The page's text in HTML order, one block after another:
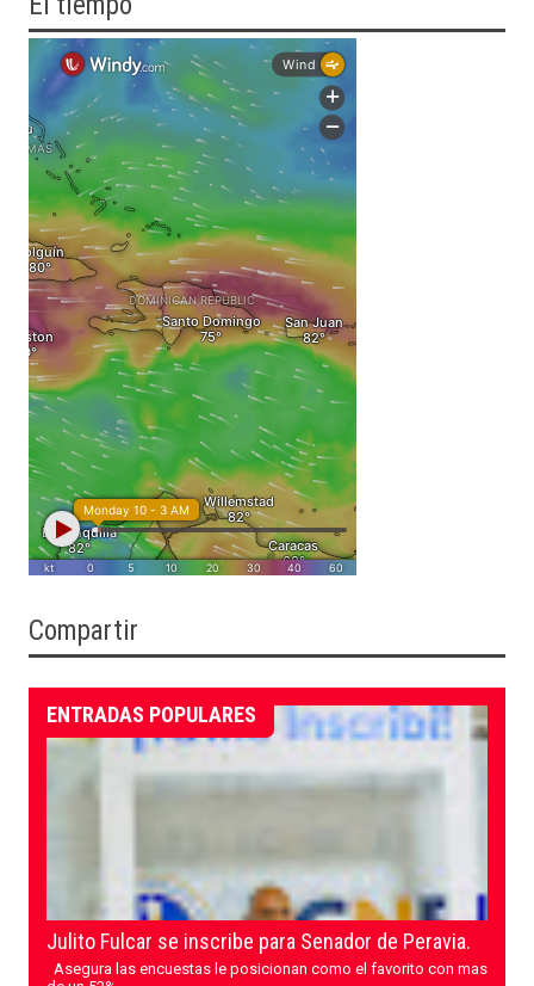
Compartir
ENTRADAS POPULARES
Julito Fulcar se inscribe para Senador de Peravia.
Asegura las encuestas le posicionan como el favorito con mas